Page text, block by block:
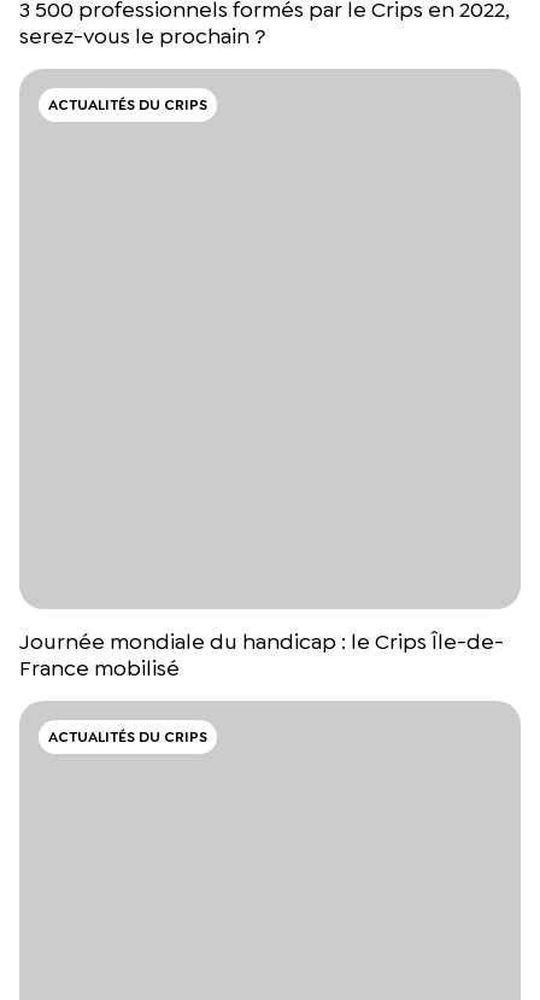
3 500 professionnels formés par le Crips en 2022,
serez-vous le prochain ?
ACTUALITÉS DU CRIPS
Journée mondiale du handicap : le Crips Île-de-
France mobilisé
ACTUALITÉS DU CRIPS